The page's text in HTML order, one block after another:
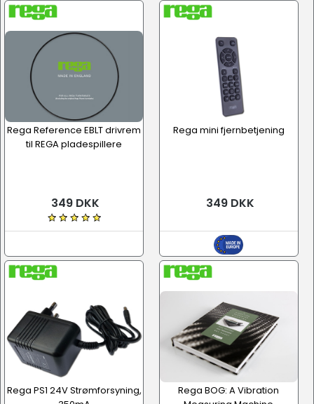
Rega Reference EBLT drivrem
til REGA pladespillere
349 DKK
Rega mini fjernbetjening
349 DKK
Rega PS1 24V Strømforsyning,
Rega BOG: A Vibration